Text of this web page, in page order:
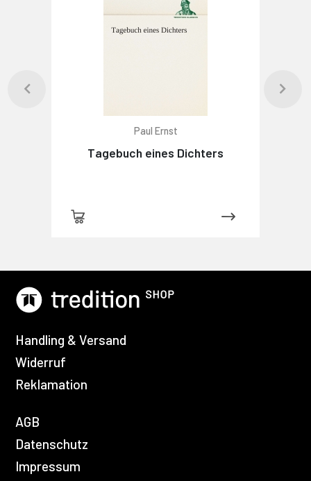
Paul Ernst
Tagebuch eines Dichters
Handling & Versand
Widerruf
Reklamation
AGB
Datenschutz
Impressum